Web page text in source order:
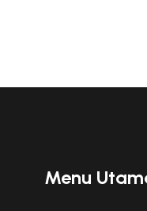
Menu